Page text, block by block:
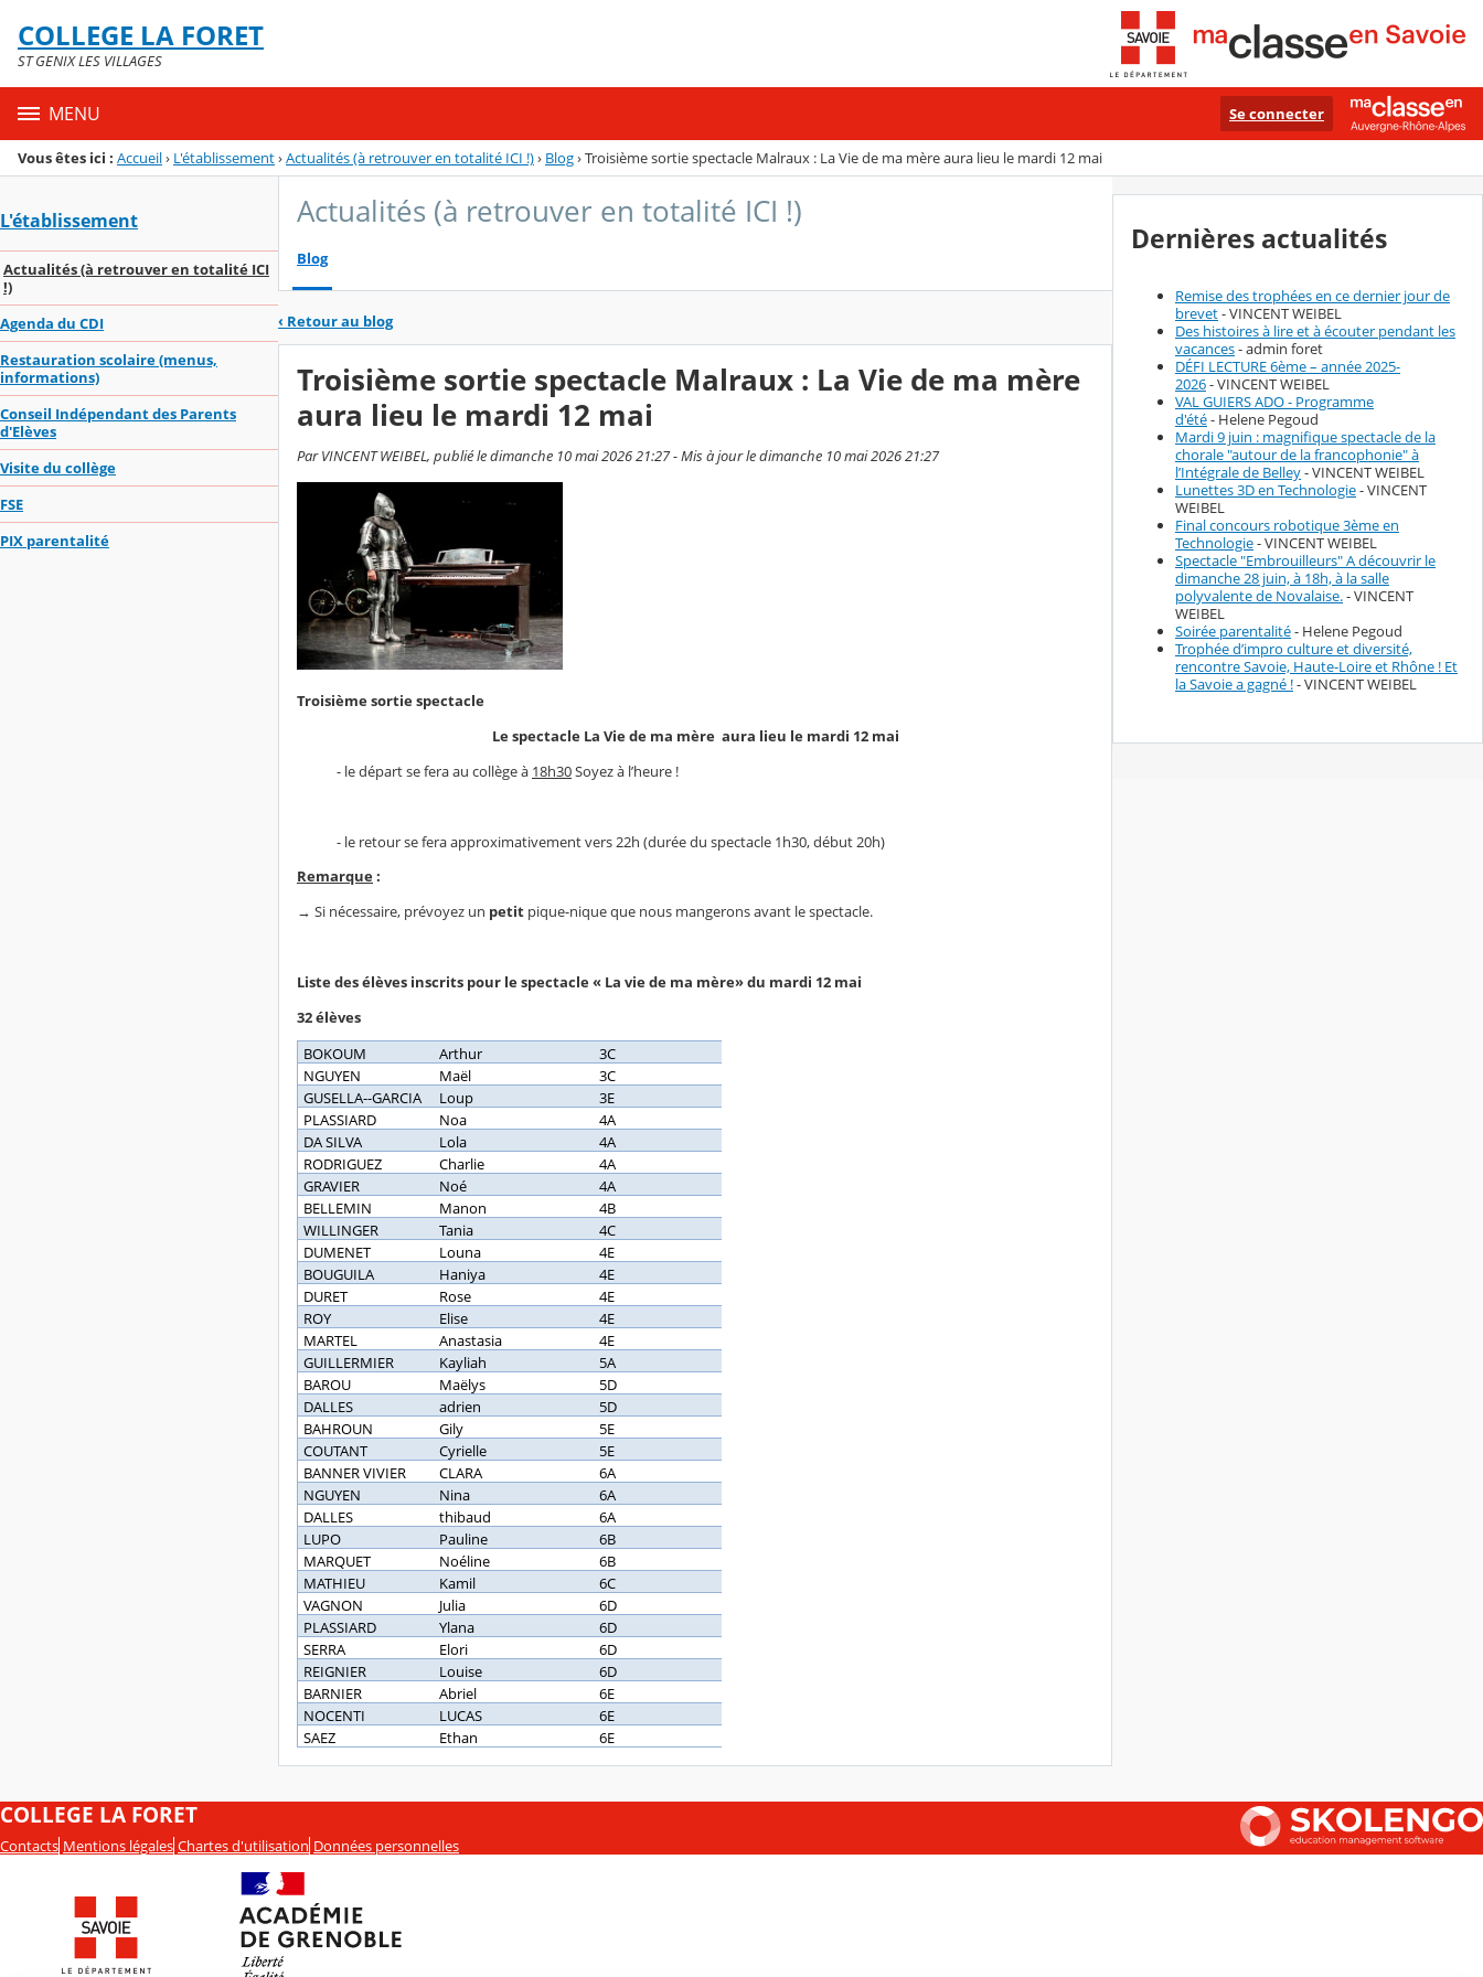
Menu de la rubrique
Contenu
COLLEGE LA FORET
ST GENIX LES VILLAGES
MENU Se connecter
Vous êtes ici : Accueil› L'établissement›Actualités (à retrouver en totalité ICI !)› Blog›Troisième sortie spectacle Malraux : La Vie de ma mère aura lieu le mardi 12 mai
L'établissement
Actualités (à retrouver en totalité ICI
!)
Agenda du CDI
Restauration scolaire (menus,
informations)
Conseil Indépendant des Parents
d'Elèves
Visite du collège
FSE
PIX parentalité
Actualités (à retrouver en totalité ICI !)
Blog
‹ Retour au blog
Troisième sortie spectacle Malraux : La Vie de ma mère
aura lieu le mardi 12 mai
Par VINCENT WEIBEL, publié le dimanche 10 mai 2026 21:27 - Mis à jour le dimanche 10 mai 2026 21:27
Troisième sortie spectacle
Le spectacle La Vie de ma mère aura lieu le mardi 12 mai
- le départ se fera au collège à 18h30Soyez à l’heure !
- le retour se fera approximativement vers 22h (durée du spectacle 1h30, début 20h)
Remarque:
→ Si nécessaire, prévoyez un petit pique-nique que nous mangerons avant le spectacle.
Liste des élèves inscrits pour le spectacle « La vie de ma mère» du mardi 12 mai
32 élèves
BOKOUM
Arthur
3C
NGUYEN
Maël
3C
GUSELLA--GARCIA
Loup
3E
PLASSIARD
Noa
4A
DA SILVA
Lola
4A
RODRIGUEZ
Charlie
4A
GRAVIER
Noé
4A
BELLEMIN
Manon
4B
WILLINGER
Tania
4C
DUMENET
Louna
4E
BOUGUILA
Haniya
4E
DURET
Rose
4E
ROY
Elise
4E
MARTEL
Anastasia
4E
GUILLERMIER
Kayliah
5A
BAROU
Maëlys
5D
DALLES
adrien
5D
BAHROUN
Gily
5E
COUTANT
Cyrielle
5E
BANNER VIVIER
CLARA
6A
NGUYEN
Nina
6A
DALLES
thibaud
6A
LUPO
Pauline
6B
MARQUET
Noéline
6B
MATHIEU
Kamil
6C
VAGNON
Julia
6D
PLASSIARD
Ylana
6D
SERRA
Elori
6D
REIGNIER
Louise
6D
BARNIER
Abriel
6E
NOCENTI
LUCAS
6E
SAEZ
Ethan 6E
Dernières actualités
Remise des trophées en ce dernier jour de
brevet- VINCENT WEIBEL
Des histoires à lire et à écouter pendant les
vacances- admin foret
DÉFI LECTURE 6ème – année 2025-
2026- VINCENT WEIBEL
VAL GUIERS ADO - Programme
d'été- Helene Pegoud
Mardi 9 juin : magnifique spectacle de la
chorale "autour de la francophonie" à
l’Intégrale de Belley- VINCENT WEIBEL
Lunettes 3D en Technologie- VINCENT
WEIBEL
Final concours robotique 3ème en
Technologie- VINCENT WEIBEL
Spectacle "Embrouilleurs" A découvrir le
dimanche 28 juin, à 18h, à la salle
polyvalente de Novalaise.- VINCENT
WEIBEL
Soirée parentalité- Helene Pegoud
Trophée d’impro culture et diversité,
rencontre Savoie, Haute-Loire et Rhône ! Et
la Savoie a gagné !- VINCENT WEIBEL
COLLEGE LA FORET
Contacts Mentions légales Chartes d'utilisation Données personnelles